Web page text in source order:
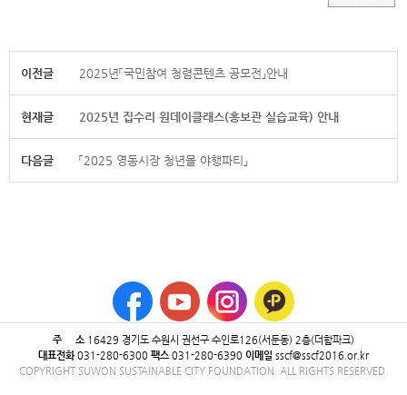
이전글 2025년「국민참여 청렴콘텐츠 공모전」안내
현재글 2025년 집수리 원데이클래스(홍보관 실습교육) 안내
다음글 「2025 영동시장 청년몰 야행파티」
주 소 16429 ​경기도 수원시 권선구 수인로126(서둔동) 2층(더함파크)
대표전화031-280-6300 팩스 031-280-6390 이메일 sscf@sscf2016.or.kr
COPYRIGHT SUWON SUSTAINABLE CITY FOUNDATION. ALL RIGHTS RESERVED.